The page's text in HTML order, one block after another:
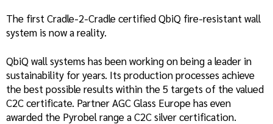
The first Cradle-2-Cradle certified QbiQ fire-resistant wall
system is now a reality.
QbiQ wall systems has been working on being a leader in
sustainability for years. Its production processes achieve
the best possible results within the 5 targets of the valued
C2C certificate. Partner AGC Glass Europe has even
awarded the Pyrobel range a C2C silver certification.